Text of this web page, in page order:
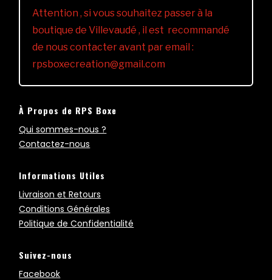
Attention , si vous souhaitez passer à la
boutique de Villevaudé , il est recommandé
de nous contacter avant par email :
rpsboxecreation@gmail.com
À Propos de RPS Boxe
Qui sommes-nous ?
Contactez-nous
Informations Utiles
Livraison et Retours
Conditions Générales
Politique de Confidentialité
Suivez-nous
Facebook